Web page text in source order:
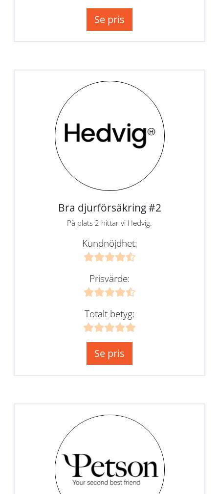
Se pris
Bra djurförsäkring #2
På plats 2 hittar vi Hedvig.
Kundnöjdhet:
Prisvärde:
Totalt betyg:
Se pris